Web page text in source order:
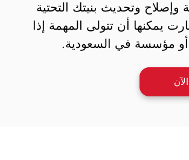
وإصلاح وتحديث بنيتك التحتية
يمكنها أن تتولى المهمة إذا
مؤسسة في السعودية.